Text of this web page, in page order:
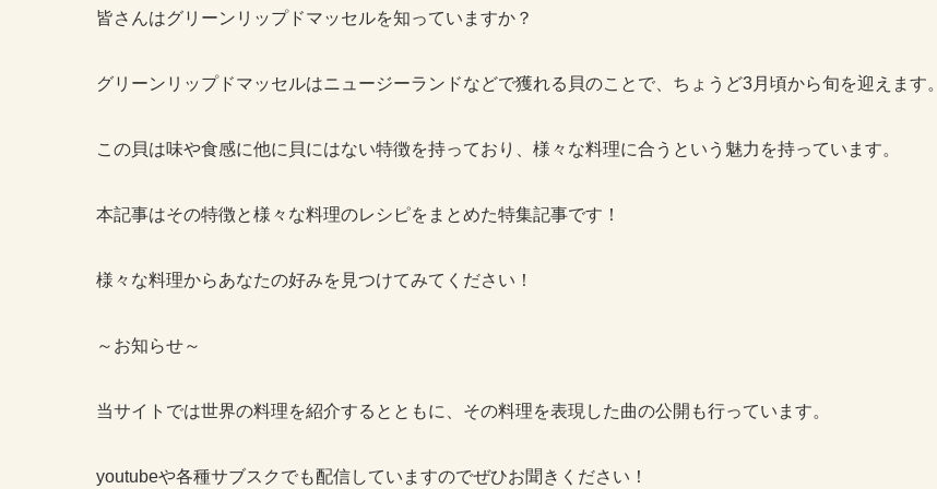
皆さんはグリーンリップドマッセルを知っていますか？
グリーンリップドマッセルはニュージーランドなどで獲れる貝のことで、ちょうど3月頃から旬を迎えます。
この貝は味や食感に他に貝にはない特徴を持っており、様々な料理に合うという魅力を持っています。
本記事はその特徴と様々な料理のレシピをまとめた特集記事です！
様々な料理からあなたの好みを見つけてみてください！
～お知らせ～
当サイトでは世界の料理を紹介するとともに、その料理を表現した曲の公開も行っています。
youtubeや各種サブスクでも配信していますのでぜひお聞きください！